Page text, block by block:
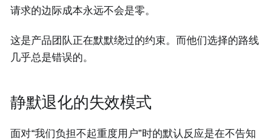
请求的边际成本永远不会是零。
这是产品团队正在默默绕过的约束。而他们选择的路线
几乎总是错误的。
静默退化的失效模式
面对“我们负担不起重度用户”时的默认反应是在不告知